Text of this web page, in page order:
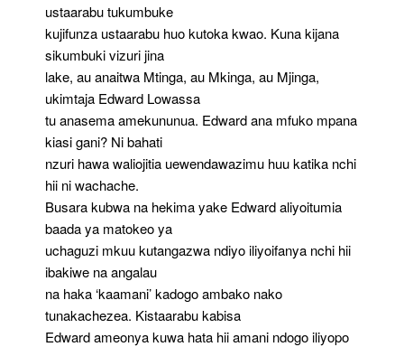
ustaarabu tukumbuke
kujifunza ustaarabu huo kutoka kwao. Kuna kijana
sikumbuki vizuri jina
lake, au anaitwa Mtinga, au Mkinga, au Mjinga,
ukimtaja Edward Lowassa
tu anasema amekununua. Edward ana mfuko mpana
kiasi gani? Ni bahati
nzuri hawa waliojitia uewendawazimu huu katika nchi
hii ni wachache.
Busara kubwa na hekima yake Edward aliyoitumia
baada ya matokeo ya
uchaguzi mkuu kutangazwa ndiyo iliyoifanya nchi hii
ibakiwe na angalau
na haka ‘kaamani’ kadogo ambako nako
tunakachezea. Kistaarabu kabisa
Edward ameonya kuwa hata hii amani ndogo iliyopo